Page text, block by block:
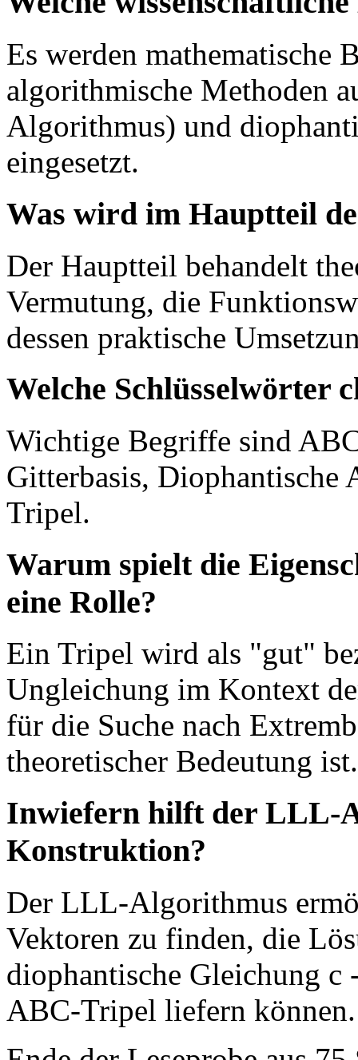
Es werden mathematische
algorithmische Methoden
Algorithmus) und
eingesetzt.
Was wird im Hauptteil
Der Hauptteil behandelt
Vermutung, die
dessen praktische
Welche Schlüsselwörter
Wichtige Begriffe sind
Gitterbasis,
Tripel.
Warum spielt die
eine Rolle?
Ein Tripel wird als "gut"
Ungleichung im Kontext
für die Suche nach
theoretischer Bedeutung ist.
Inwiefern hilft der LLL-
Konstruktion?
Der LLL-Algorithmus
Vektoren zu finden, die
diophantische Gleichung c
ABC-Tripel liefern können.